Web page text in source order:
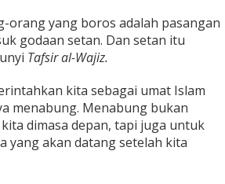
orang yang boros adalah pasangan
godaan setan. Dan setan itu
Tafsir al-Wajiz.
kita sebagai umat Islam
menabung. Menabung bukan
dimasa depan, tapi juga untuk
yang akan datang setelah kita